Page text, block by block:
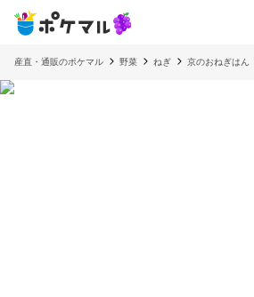
産直・通販のポケマル 野菜 ねぎ 京のおねぎは